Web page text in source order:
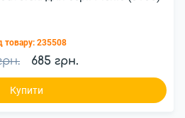
товару: 235508
685 грн.
Купити